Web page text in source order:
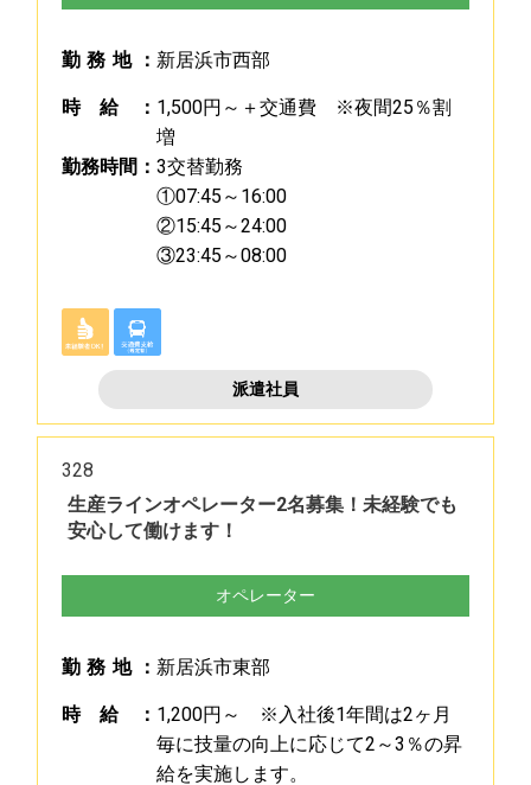
勤 務 地 ： 新居浜市西部
時 給 ： 1,500円～＋交通費 ※夜間25％割
増
勤務時間 ： 3交替勤務
①07:45～16:00
②15:45～24:00
③23:45～08:00
派遣社員
328
生産ラインオペレーター2名募集！未経験でも
安心して働けます！
オペレーター
勤 務 地 ： 新居浜市東部
時 給 ： 1,200円～ ※入社後1年間は2ヶ月
毎に技量の向上に応じて2～3％の昇
給を実施します。